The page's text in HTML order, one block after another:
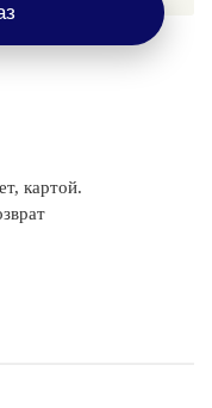
картой.